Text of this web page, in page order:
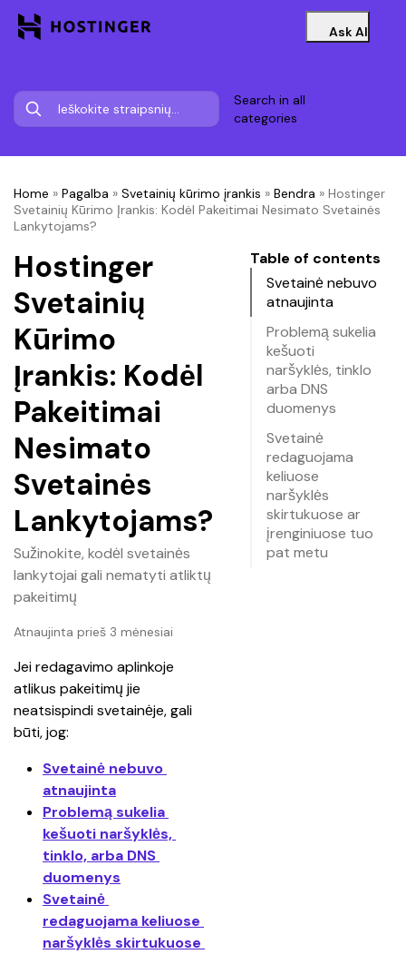
Ask AI
Search in all
categories
Home » Pagalba » Svetainių kūrimo įrankis » Bendra » Hostinger
Svetainių Kūrimo Įrankis: Kodėl Pakeitimai Nesimato Svetainės
Lankytojams?
Hostinger
Svetainių
Kūrimo
Įrankis: Kodėl
Pakeitimai
Nesimato
Svetainės
Lankytojams?
Sužinokite, kodėl svetainės
lankytojai gali nematyti atliktų
pakeitimų
Atnaujinta prieš 3 mėnesiai
Jei redagavimo aplinkoje
atlikus pakeitimų jie
neatsispindi svetainėje, gali
būti, jog:
Svetainė nebuvo
atnaujinta
Problemą sukelia
kešuoti naršyklės,
tinklo, arba DNS
duomenys
Svetainė
redaguojama keliuose
naršyklės skirtukuose
Table of contents
Svetainė nebuvo
atnaujinta
Problemą sukelia
kešuoti
naršyklės, tinklo
arba DNS
duomenys
Svetainė
redaguojama
keliuose
naršyklės
skirtukuose ar
įrenginiuose tuo
pat metu